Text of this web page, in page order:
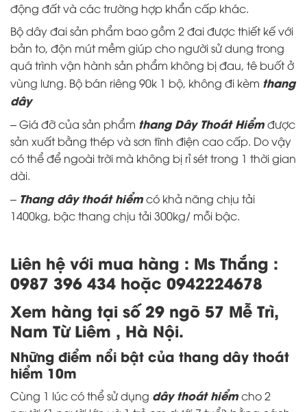
động đất và các trường hợp khẩn cấp khác.
Bộ dây đai sản phẩm bao gồm 2 đai được thiết kế với
bản to, độn mút mềm giúp cho người sử dung trong
quá trình vận hành sản phẩm không bị đau, tê buốt ở
vùng lưng. Bộ bán riêng 90k 1 bộ, không đi kèm thang
dây
– Giá đỡ của sản phẩm thang Dây Thoát Hiểmđược
sản xuất bằng thép và sơn tĩnh điện cao cấp. Do vậy
có thể để ngoài trời mà không bị rỉ sét trong 1 thời gian
dài.
– Thang dây thoát hiểmcó khả năng chịu tải
1400kg, bậc thang chịu tải 300kg/ mỗi bậc.
Liên hệ với mua hàng : Ms Thắng :
0987 396 434 hoặc 0942224678
Xem hàng tại số 29 ngõ 57 Mễ Trì,
Nam Từ Liêm , Hà Nội.
Những điểm nổi bật của thang dây thoát
hiểm 10m
Cùng 1 lúc có thể sử dụng dâythoát hiểmcho 2